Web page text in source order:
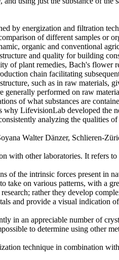
by energization and filtration
of different samples or
organic and conventional
and quality for building
of plant remedies, Bach's
chain facilitating
such as in raw materials,
generally performed on raw
of what substances are
why LifevisionLab developed
analyzing the
Walter Dänzer, Schlieren-
with other laboratories. It refers
of the intrinsic forces present in
on various patterns, with a
rather they develop
and provide a visual
in an appreciable number of
to determine using other
technique in combination